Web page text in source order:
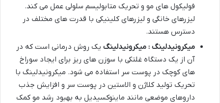
فولیکول های مو و تحریک متابولیسم سلولی عمل می کند.
لیزرهای خانگی و لیزرهای کلینیکی با قدرت های مختلف در
دسترس هستند.
میکرونیدلینگ : میکرونیدلینگ یک روش درمانی است که در
آن از یک دستگاه غلتکی با سوزن های ریز برای ایجاد سوراخ
های کوچک در پوست سر استفاده می شود. میکرونیدلینگ با
تحریک تولید کلاژن و الاستین در پوست سر و افزایش جذب
داروهای موضعی مانند ماینوکسیدیل به بهبود رشد مو کمک